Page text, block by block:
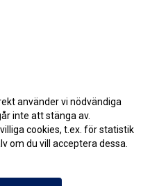
använder vi nödvändiga
inte att stänga av.
cookies, t.ex. för statistik
om du vill acceptera dessa.